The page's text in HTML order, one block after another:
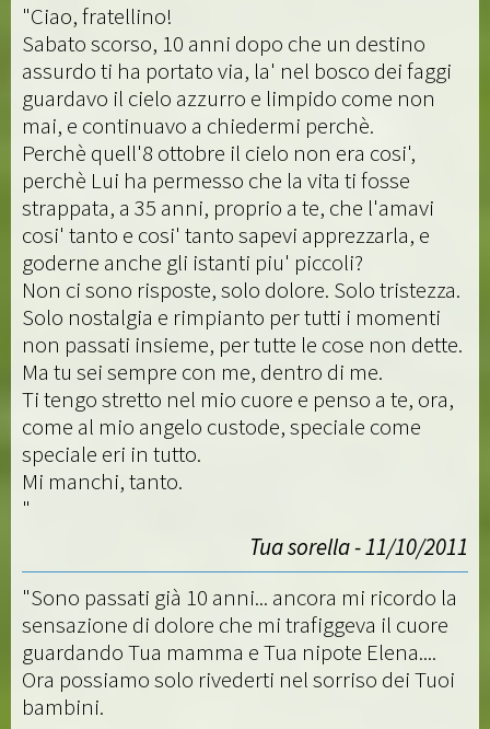
"Ciao, fratellino!
Sabato scorso, 10 anni dopo che un destino
assurdo ti ha portato via, la' nel bosco dei faggi
guardavo il cielo azzurro e limpido come non
mai, e continuavo a chiedermi perchè.
Perchè quell'8 ottobre il cielo non era cosi',
perchè Lui ha permesso che la vita ti fosse
strappata, a 35 anni, proprio a te, che l'amavi
cosi' tanto e cosi' tanto sapevi apprezzarla, e
goderne anche gli istanti piu' piccoli?
Non ci sono risposte, solo dolore. Solo tristezza.
Solo nostalgia e rimpianto per tutti i momenti
non passati insieme, per tutte le cose non dette.
Ma tu sei sempre con me, dentro di me.
Ti tengo stretto nel mio cuore e penso a te, ora,
come al mio angelo custode, speciale come
speciale eri in tutto.
Mi manchi, tanto.
"
Tua sorella - 11/10/2011
"Sono passati già 10 anni... ancora mi ricordo la
sensazione di dolore che mi trafiggeva il cuore
guardando Tua mamma e Tua nipote Elena....
Ora possiamo solo rivederti nel sorriso dei Tuoi
bambini.